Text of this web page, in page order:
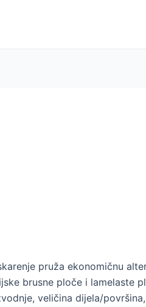
pruža ekonomičnu
brusne ploče i lamelaste
veličina dijela/